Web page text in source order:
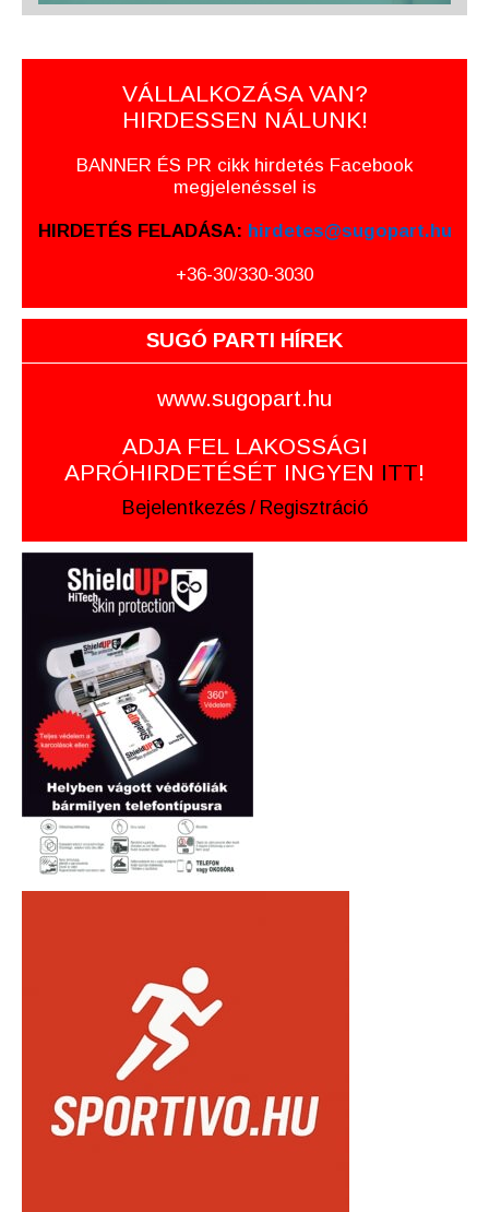
VÁLLALKOZÁSA VAN?
HIRDESSEN NÁLUNK!
BANNER ÉS PR cikk hirdetés Facebook
megjelenéssel is
HIRDETÉS FELADÁSA: hirdetes@sugopart.hu
+36-30/330-3030
SUGÓ PARTI HÍREK
www.sugopart.hu
ADJA FEL LAKOSSÁGI
APRÓHIRDETÉSÉT INGYEN ITT!
Bejelentkezés / Regisztráció